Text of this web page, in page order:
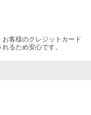
お客様のクレジットカード
るため安心です。